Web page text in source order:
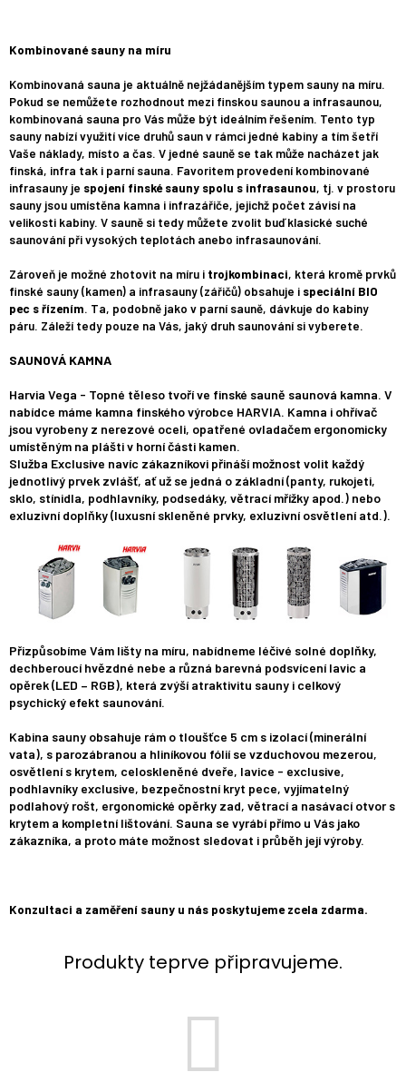
Kombinované sauny na míru
Kombinovaná sauna je aktuálně nejžádanějším typem sauny na míru.
Pokud se nemůžete rozhodnout mezi finskou saunou a infrasaunou,
kombinovaná sauna pro Vás může být ideálním řešením. Tento typ
sauny nabízí využití více druhů saun v rámci jedné kabiny a tím šetří
Vaše náklady, místo a čas. V jedné sauně se tak může nacházet jak
finská, infra tak i parní sauna. Favoritem provedení kombinované
infrasauny je spojení finské sauny spolu s infrasaunou, tj. v prostoru
sauny jsou umístěna kamna i infrazářiče, jejichž počet závisí na
velikosti kabiny. V sauně si tedy můžete zvolit buď klasické suché
saunování při vysokých teplotách anebo infrasaunování.
Zároveň je možné zhotovit na míru i trojkombinaci, která kromě prvků
finské sauny (kamen) a infrasauny (zářičů) obsahuje i speciální BIO
pec s řízením. Ta, podobně jako v parní sauně, dávkuje do kabiny
páru. Záleží tedy pouze na Vás, jaký druh saunování si vyberete.
SAUNOVÁ KAMNA
Harvia Vega - Topné těleso tvoří ve finské sauně saunová kamna. V
nabídce máme kamna finského výrobce HARVIA. Kamna i ohřívač
jsou vyrobeny z nerezové oceli, opatřené ovladačem ergonomicky
umístěným na plášti v horní části kamen.
Služba Exclusive navíc zákazníkovi přináší možnost volit každý
jednotlivý prvek zvlášť, ať už se jedná o základní (panty, rukojeti,
sklo, stínidla, podhlavníky, podsedáky, větrací mřížky apod.) nebo
exluzivní doplňky (luxusní skleněné prvky, exluzivní osvětlení atd.).
Přizpůsobíme Vám lišty na míru, nabídneme léčivé solné doplňky,
dechberoucí hvězdné nebe a různá barevná podsvícení lavic a
opěrek (LED – RGB), která zvýší atraktivitu sauny i celkový
psychický efekt saunování.
Kabina sauny obsahuje rám o tloušťce 5 cm s izolací (minerální
vata), s parozábranou a hliníkovou fólií se vzduchovou mezerou,
osvětlení s krytem, celoskleněné dveře, lavice - exclusive,
podhlavníky exclusive, bezpečnostní kryt pece, vyjímatelný
podlahový rošt, ergonomické opěrky zad, větrací a nasávací otvor s
krytem a kompletní lištování. Sauna se vyrábí přímo u Vás jako
zákazníka, a proto máte možnost sledovat i průběh její výroby.
Konzultaci a zaměření sauny u nás poskytujeme zcela zdarma.
Produkty teprve připravujeme.